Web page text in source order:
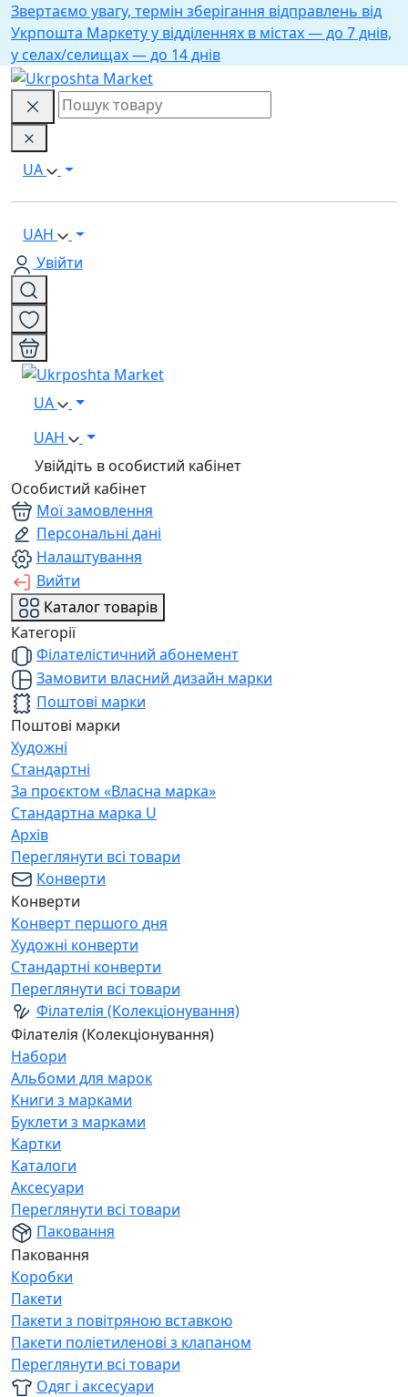
Звертаємо увагу, термін зберігання відправлень від
Укрпошта Маркету у відділеннях в містах — до 7 днів,
у селах/селищах — до 14 днів
UA
UAH
Увійти
UA
UAH
Увійдіть в особистий кабінет
Особистий кабінет
Мої замовлення
Персональні дані
Налаштування
Вийти
Каталог товарів
Категорії
Філателістичний абонемент
Замовити власний дизайн марки
Поштові марки
Поштові марки
Художні
Стандартні
За проєктом «Власна марка»
Стандартна марка U
Архів
Переглянути всі товари
Конверти
Конверти
Конверт першого дня
Художні конверти
Стандартні конверти
Переглянути всі товари
Філателія (Колекціонування)
Філателія (Колекціонування)
Набори
Альбоми для марок
Книги з марками
Буклети з марками
Картки
Каталоги
Аксесуари
Переглянути всі товари
Паковання
Паковання
Коробки
Пакети
Пакети з повітряною вставкою
Пакети поліетиленові з клапаном
Переглянути всі товари
Одяг і аксесуари